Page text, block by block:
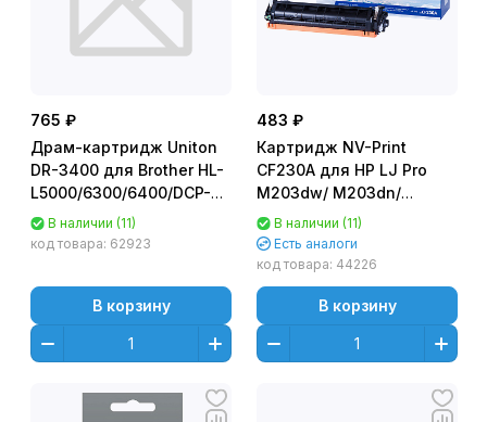
765 ₽
Драм-картридж Uniton
DR-3400 для Brother HL-
L5000/6300/6400/DCP-
L5500/6600/MFC-
5700/6800 30 000стр.)
В наличии (11)
код товара: 62923
В корзину
483 ₽
Картридж NV-Print
CF230A для HP LJ Pro
M203dw/ M203dn/
M227fdn/ M227fdw/
M227sdn (1600стр.) - с
чипом
В наличии (11)
Есть аналоги
код товара: 44226
В корзину